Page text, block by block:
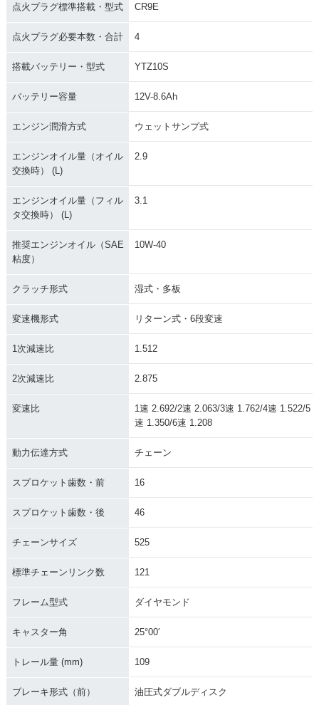
点火プラグ標準搭載・型式 CR9E
点火プラグ必要本数・合計 4
搭載バッテリー・型式 YTZ10S
バッテリー容量 12V-8.6Ah
エンジン潤滑方式 ウェットサンプ式
エンジンオイル量（オイル
交換時） (L)
2.9
エンジンオイル量（フィル
タ交換時） (L)
3.1
推奨エンジンオイル（SAE
粘度）
10W-40
クラッチ形式 湿式・多板
変速機形式 リターン式・6段変速
1次減速比 1.512
2次減速比 2.875
変速比
1速 2.692/2速 2.063/3速 1.762/4速 1.522/5
速 1.350/6速 1.208
動力伝達方式 チェーン
スプロケット歯数・前 16
スプロケット歯数・後 46
チェーンサイズ 525
標準チェーンリンク数 121
フレーム型式 ダイヤモンド
キャスター角 25°00′
トレール量 (mm) 109
ブレーキ形式（前） 油圧式ダブルディスク